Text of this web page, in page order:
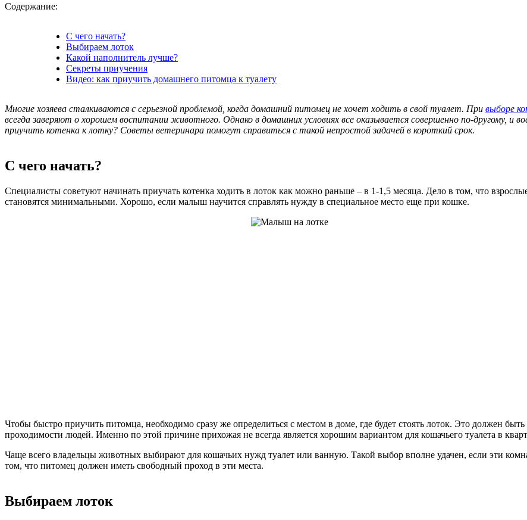
Содержание:
С чего начать?
Выбираем лоток
Какой наполнитель лучше?
Секреты приучения
Видео: как приучить домашнего питомца к туалету
Многие хозяева сталкиваются с серьезной проблемой, когда домашний питомец не хочет ходить в свой туалет. При выборе
всегда заверяют о хорошем воспитании животного. Однако в домашних условиях все оказывается совершенно по-другому,
приучить котенка к лотку? Советы ветеринара помогут справиться с такой непростой задачей в короткий срок.
С чего начать?
Специалисты советуют начинать приучать котенка ходить в лоток как можно раньше – в 1-1,5 месяца. Дело в том, что
становятся минимальными. Хорошо, если малыш научится справлять нужду в специальное место еще при кошке.
Чтобы быстро приучить питомца, необходимо сразу же определиться с местом в доме, где будет стоять лоток. Это должен
проходимости людей. Именно по этой причине прихожая не всегда является хорошим вариантом для кошачьего туалета в
Чаще всего владельцы животных выбирают для кошачьих нужд туалет или ванную. Такой выбор вполне удачен, если эти
том, что питомец должен иметь свободный проход в эти места.
Выбираем лоток